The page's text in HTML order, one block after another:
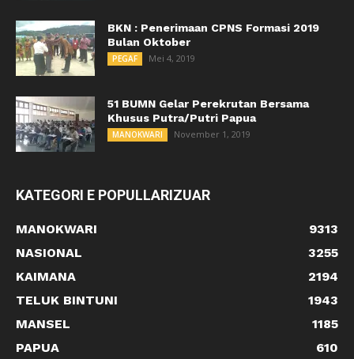
BKN : Penerimaan CPNS Formasi 2019
Bulan Oktober
PEGAF Mei 4, 2019
51 BUMN Gelar Perekrutan Bersama
Khusus Putra/Putri Papua
MANOKWARI November 1, 2019
KATEGORI E POPULLARIZUAR
MANOKWARI
9313
NASIONAL
3255
KAIMANA
2194
TELUK BINTUNI
1943
MANSEL
1185
PAPUA
610